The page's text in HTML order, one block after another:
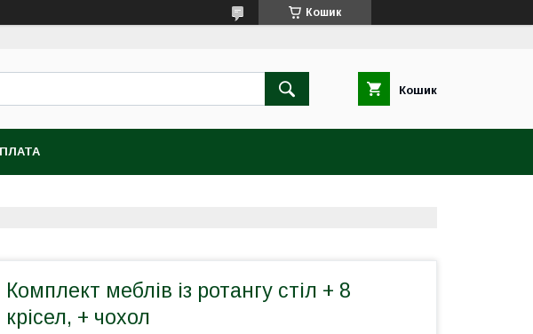
Кошик
Кошик
Комплект меблів із ротангу стіл + 8
крісел, + чохол